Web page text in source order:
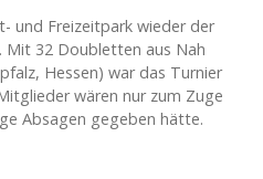
und Freizeitpark wieder der
Mit 32 Doubletten aus Nah
Hessen) war das Turnier
wären nur zum Zuge
Absagen gegeben hätte.